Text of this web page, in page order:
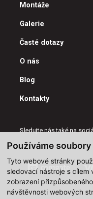
Používáme
Tyto webové stránky
sledovací nástroje s
zobrazení
návštěvnosti webových
Montáže
Galerie
Časté dotazy
O nás
Blog
Kontakty
Sledujte nás také na